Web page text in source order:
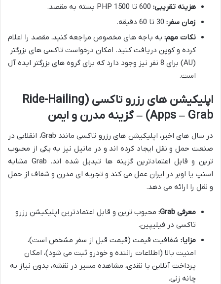
هزینه تقریبی:
زمان سفر:
نکات مهم: به باجه های مخصوص مراجعه کنید، مقصد را اعلام
کرده و کوپن دریافت کنید. امکان درخواست تاکسی های بزرگتر
(AU) برای 8 نفر نیز وجود دارد که برای گروه های بزرگتر ایده آل
است.
اپلیکیشن های رزرو تاکسی (Ride-Hailing
Apps – Grab) – گزینه مدرن و ایمن
در سال های اخیر، اپلیکیشن های رزرو تاکسی مانند Grab، انقلابی در
صنعت حمل و نقل ایجاد کرده اند و در مانیل نیز به یکی از محبوب
ترین و قابل اعتمادترین گزینه ها تبدیل شده اند. Grab مشابه
اسنپ یا اوبر در ایران عمل می کند و تجربه ای مدرن و شفاف از حمل
و نقل را ارائه می دهد.
معرفی Grab:
محبوب ترین و قابل اعتمادترین اپلیکیشن رزرو
تاکسی در فیلیپین.
مزایا: شفافیت قیمت (قیمت قبل از سفر مشخص است)،
امنیت بالا (اطلاعات راننده و خودرو ثبت می شود)، امکان
پرداخت آنلاین یا نقدی، مشاهده مسیر در نقشه، بدون نیاز به
چانه زنی.